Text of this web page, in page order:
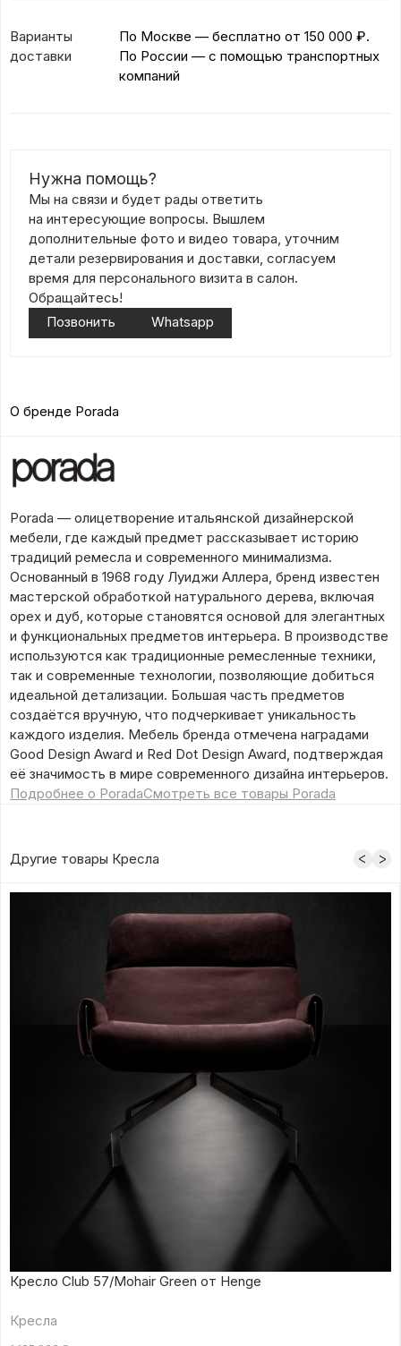
Варианты
доставки
По Москве — бесплатно от 150 000 ₽.
По России — с помощью транспортных
компаний
Нужна помощь?
Мы на связи и будет рады ответить
на интересующие вопросы. Вышлем
дополнительные фото и видео товара, уточним
детали резервирования и доставки, согласуем
время для персонального визита в салон.
Обращайтесь!
Позвонить
Whatsapp
О бренде Porada
Porada — олицетворение итальянской дизайнерской
мебели, где каждый предмет рассказывает историю
традиций ремесла и современного минимализма.
Основанный в 1968 году Луиджи Аллера, бренд известен
мастерской обработкой натурального дерева, включая
орех и дуб, которые становятся основой для элегантных
и функциональных предметов интерьера. В производстве
используются как традиционные ремесленные техники,
так и современные технологии, позволяющие добиться
идеальной детализации. Большая часть предметов
создаётся вручную, что подчеркивает уникальность
каждого изделия. Мебель бренда отмечена наградами
Good Design Award и Red Dot Design Award, подтверждая
её значимость в мире современного дизайна интерьеров.
Подробнее о PoradaСмотреть все товары Porada
Другие товары Кресла
Кресло Club 57/Mohair Green от Henge
Кресла